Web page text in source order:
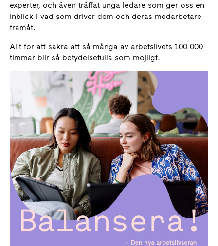
experter, och även träffat unga ledare som ger oss en
inblick i vad som driver dem och deras medarbetare
framåt.
Allt för att säkra att så många av arbetslivets 100 000
timmar blir så betydelsefulla som möjligt.